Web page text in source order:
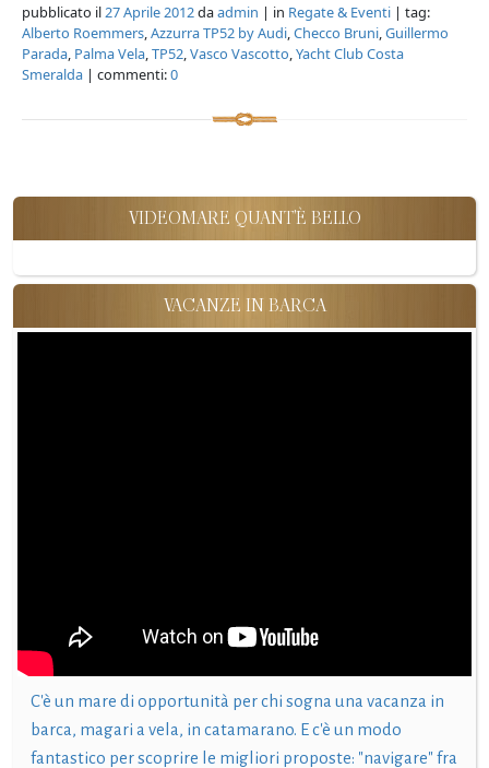
pubblicato il27 Aprile 2012daadmin | in Regate & Eventi | tag:
Alberto Roemmers,Azzurra TP52 by Audi,Checco Bruni,Guillermo
Parada, Palma Vela,TP52,Vasco Vascotto,Yacht Club Costa
Smeralda | commenti:0
VIDEOMARE QUANT'È BELLO
VACANZE IN BARCA
C'è un mare di opportunità per chi sogna una vacanza in
barca, magari a vela, in catamarano. E c'è un modo
fantastico per scoprire le migliori proposte: "navigare" fra